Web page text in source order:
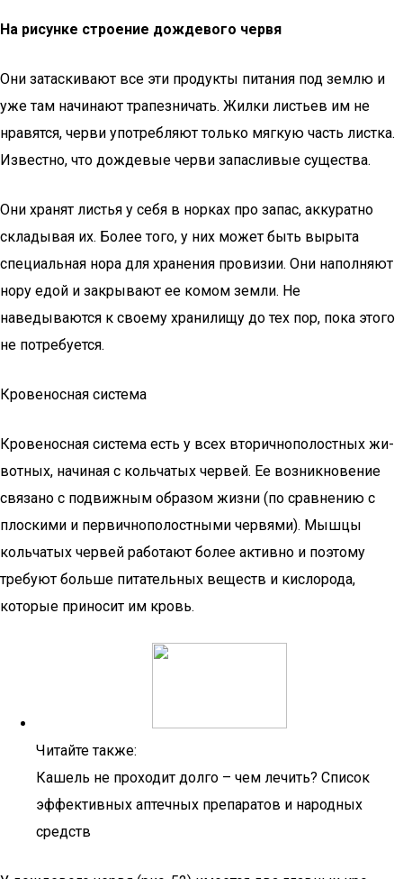
На рисунке строение дождевого червя
Они затаскивают все эти продукты питания под землю и
уже там начинают трапезничать. Жилки листьев им не
нравятся, черви употребляют только мягкую часть листка.
Известно, что дождевые черви запасливые существа.
Они хранят листья у себя в норках про запас, аккуратно
складывая их. Более того, у них может быть вырыта
специальная нора для хранения провизии. Они наполняют
нору едой и закрывают ее комом земли. Не
наведываются к своему хранилищу до тех пор, пока этого
не потребуется.
Кровеносная система
Кровеносная система есть у всех вторичнополостных жи­
вотных, начиная с кольчатых червей. Ее возникновение
связано с подвижным образом жизни (по сравнению с
плоскими и первичнополостными червями). Мышцы
кольчатых червей рабо­тают более активно и поэтому
требуют больше питательных веществ и кислорода,
которые приносит им кровь.
Читайте также:
Кашель не проходит долго – чем лечить? Список
эффективных аптечных препаратов и народных
средств